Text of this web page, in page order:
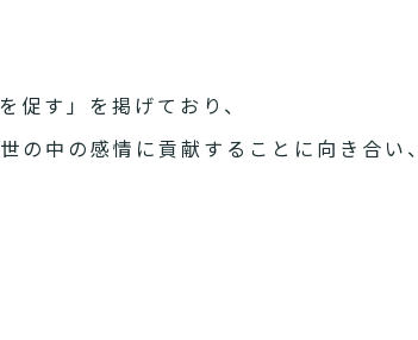
促す」を掲げており、
中の感情に貢献することに向き合い、